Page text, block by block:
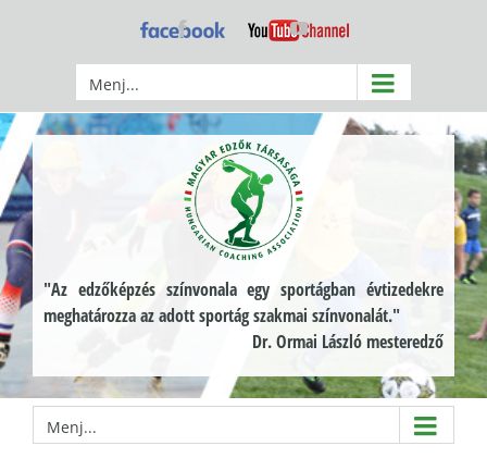
Facebook YouTube
Menj...
"Az edzőképzés színvonala egy sportágban évtizedekre
meghatározza az adott sportág szakmai színvonalát."
Dr. Ormai László mesteredző
Menj...